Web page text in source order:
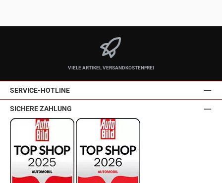
VIELE ARTIKEL VERSANDKOSTENFREI
SERVICE-HOTLINE
SICHERE ZAHLUNG